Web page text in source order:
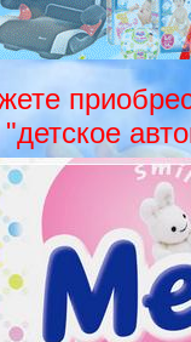
"детское